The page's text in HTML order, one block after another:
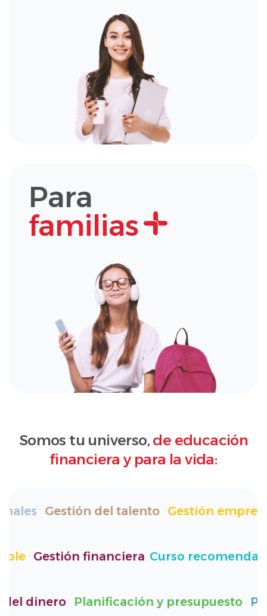
Para
familias
Somos tu universo, de educación
financiera y para la vida:
Gestión del talento Gestión
Gestión financiera Curso
dinero Planificación y presupuesto